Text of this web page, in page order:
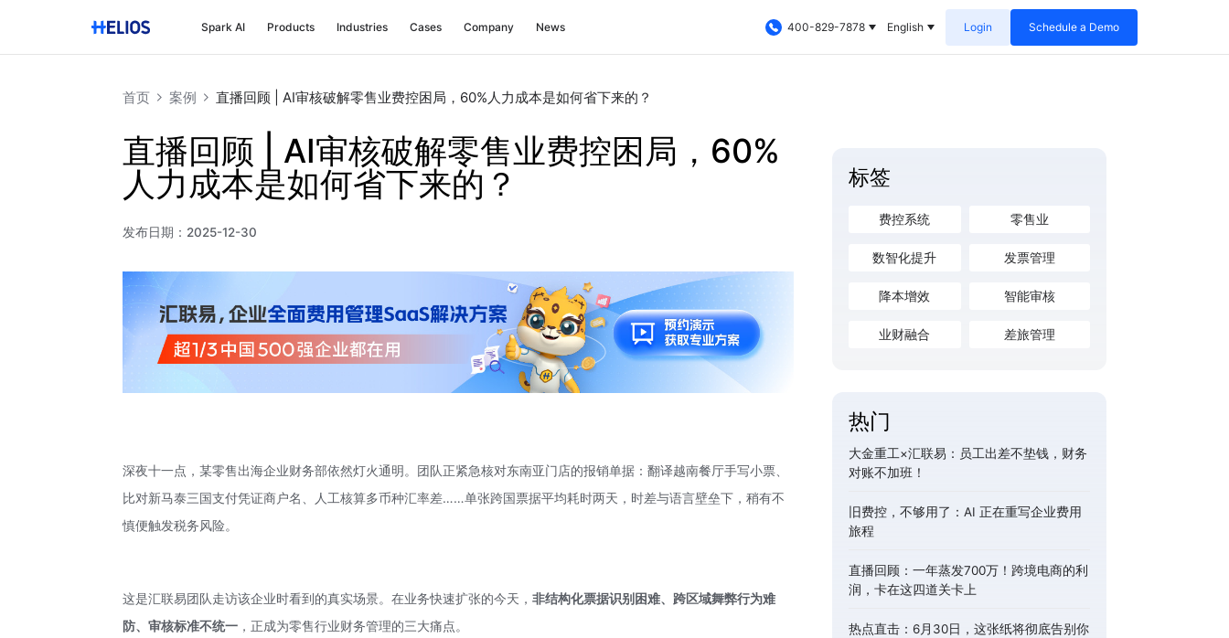
Spark AI Products Industries Cases Company News 400-829-7878 English Login Schedule a Demo
首页 案例 直播回顾 | AI审核破解零售业费控困局，60%人力成本是如何省下来的？
直播回顾 | AI审核破解零售业费控困局，60%
人力成本是如何省下来的？
发布日期： 2025-12-30
深夜十一点，某零售出海企业财务部依然灯火通明。团队正紧急核对东南亚门店的报销单据：翻译越南餐厅手写小票、
比对新马泰三国支付凭证商户名、人工核算多币种汇率差……单张跨国票据平均耗时两天，时差与语言壁垒下，稍有不
慎便触发税务风险。
这是汇联易团队走访该企业时看到的真实场景。在业务快速扩张的今天，非结构化票据识别困难、跨区域舞弊行为难
防、审核标准不统一 ，正成为零售行业财务管理的三大痛点。
标签
费控系统 零售业
数智化提升 发票管理
降本增效 智能审核
业财融合 差旅管理
热门
大金重工×汇联易：员工出差不垫钱，财务
对账不加班！
旧费控，不够用了：AI 正在重写企业费用
旅程
直播回顾：一年蒸发700万！跨境电商的利
润，卡在这四道关卡上
热点直击：6月30日，这张纸将彻底告别你